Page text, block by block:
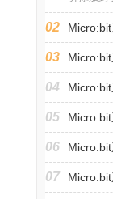
02
03
04
05
06
07